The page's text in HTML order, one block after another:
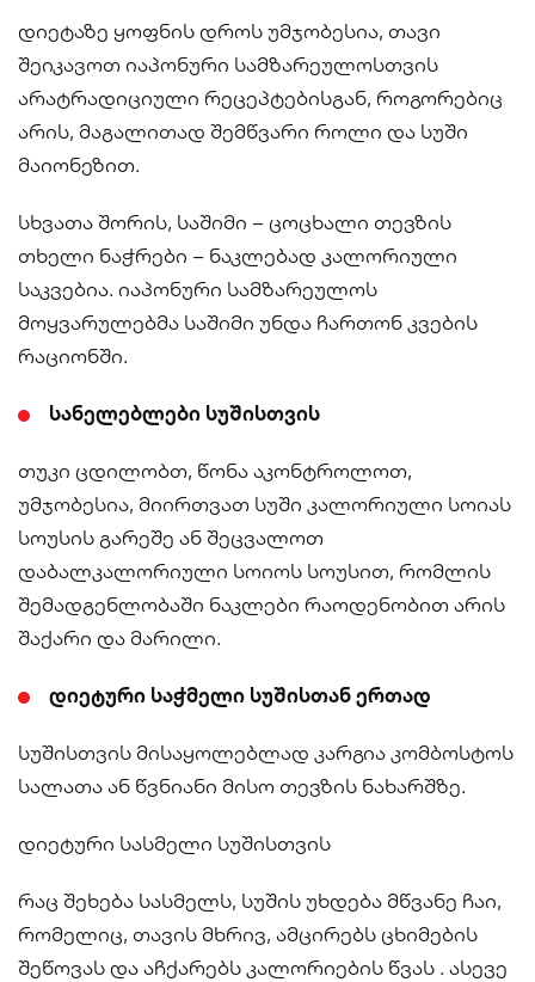
დიეტაზე ყოფნის დროს უმჯობესია, თავი
შეიკავოთ იაპონური სამზარეულოსთვის
არატრადიციული რეცეპტებისგან, როგორებიც
არის, მაგალითად შემწვარი როლი და სუში
მაიონეზით.
სხვათა შორის, საშიმი – ცოცხალი თევზის
თხელი ნაჭრები – ნაკლებად კალორიული
საკვებია. იაპონური სამზარეულოს
მოყვარულებმა საშიმი უნდა ჩართონ კვების
რაციონში.
სანელებლები სუშისთვის
თუკი ცდილობთ, წონა აკონტროლოთ,
უმჯობესია, მიირთვათ სუში კალორიული სოიას
სოუსის გარეშე ან შეცვალოთ
დაბალკალორიული სოიოს სოუსით, რომლის
შემადგენლობაში ნაკლები რაოდენობით არის
შაქარი და მარილი.
დიეტური საჭმელი სუშისთან ერთად
სუშისთვის მისაყოლებლად კარგია კომბოსტოს
სალათა ან წვნიანი მისო თევზის ნახარშზე.
დიეტური სასმელი სუშისთვის
რაც შეხება სასმელს, სუშის უხდება მწვანე ჩაი,
რომელიც, თავის მხრივ, ამცირებს ცხიმების
შეწოვას და აჩქარებს კალორიების წვას . ასევე